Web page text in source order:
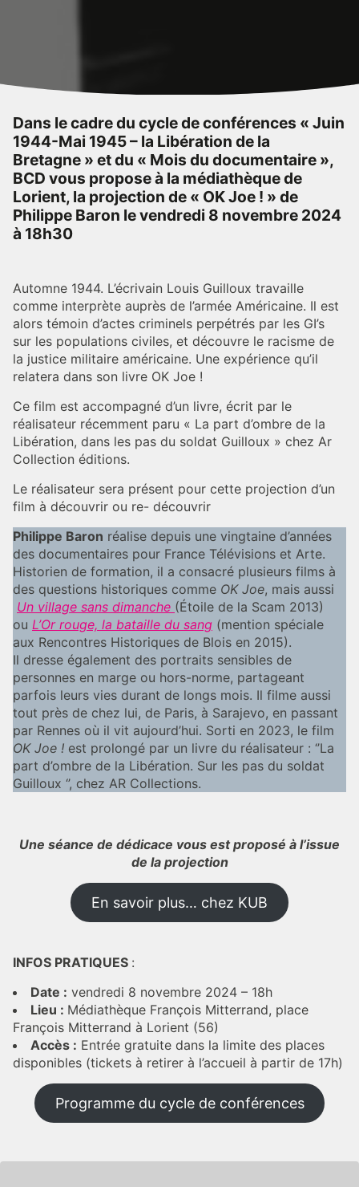
Dans le cadre du cycle de conférences « Juin
1944-Mai 1945 – la Libération de la
Bretagne » et du « Mois du documentaire »,
BCD vous propose à la médiathèque de
Lorient, la projection de « OK Joe ! » de
Philippe Baron le vendredi 8 novembre 2024
à 18h30
Automne 1944. L’écrivain Louis Guilloux travaille
comme interprète auprès de l’armée Américaine. Il est
alors témoin d’actes criminels perpétrés par les GI’s
sur les populations civiles, et découvre le racisme de
la justice militaire américaine. Une expérience qu’il
relatera dans son livre OK Joe !
Ce film est accompagné d’un livre, écrit par le
réalisateur récemment paru « La part d’ombre de la
Libération, dans les pas du soldat Guilloux » chez Ar
Collection éditions.
Le réalisateur sera présent pour cette projection d’un
film à découvrir ou re- découvrir
Philippe Baron réalise depuis une vingtaine d’années
des documentaires pour France Télévisions et Arte.
Historien de formation, il a consacré plusieurs films à
des questions historiques comme OK Joe, mais aussi
Un village sans dimanche (Étoile de la Scam 2013)
ou L’Or rouge, la bataille du sang (mention spéciale
aux Rencontres Historiques de Blois en 2015).
Il dresse également des portraits sensibles de
personnes en marge ou hors-norme, partageant
parfois leurs vies durant de longs mois. Il filme aussi
tout près de chez lui, de Paris, à Sarajevo, en passant
par Rennes où il vit aujourd’hui. Sorti en 2023, le film
OK Joe ! est prolongé par un livre du réalisateur : ‘’La
part d’ombre de la Libération. Sur les pas du soldat
Guilloux ‘’, chez AR Collections.
Une séance de dédicace vous est proposé à l’issue
de la projection
En savoir plus… chez KUB
INFOS PRATIQUES :
Date : vendredi 8 novembre 2024 – 18h
Lieu : Médiathèque François Mitterrand, place
François Mitterrand à Lorient (56)
Accès : Entrée gratuite dans la limite des places
disponibles (tickets à retirer à l’accueil à partir de 17h)
Programme du cycle de conférences